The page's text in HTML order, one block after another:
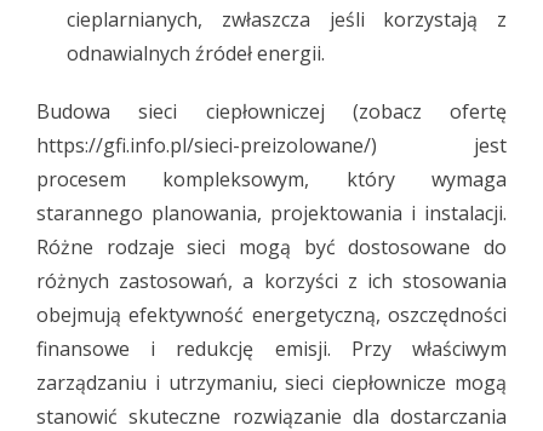
cieplarnianych, zwłaszcza jeśli korzystają z
odnawialnych źródeł energii.
Budowa sieci ciepłowniczej (zobacz ofertę
https://gfi.info.pl/sieci-preizolowane/) jest
procesem kompleksowym, który wymaga
starannego planowania, projektowania i instalacji.
Różne rodzaje sieci mogą być dostosowane do
różnych zastosowań, a korzyści z ich stosowania
obejmują efektywność energetyczną, oszczędności
finansowe i redukcję emisji. Przy właściwym
zarządzaniu i utrzymaniu, sieci ciepłownicze mogą
stanowić skuteczne rozwiązanie dla dostarczania